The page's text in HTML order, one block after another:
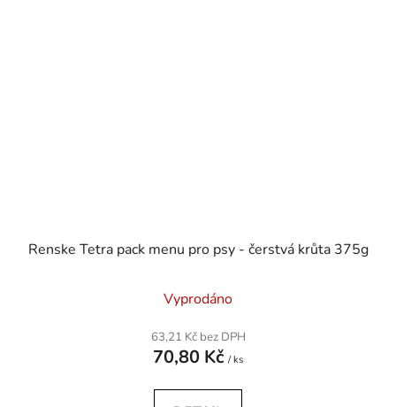
Renske Tetra pack menu pro psy - čerstvá krůta 375g
Vyprodáno
63,21 Kč bez DPH
70,80 Kč / ks